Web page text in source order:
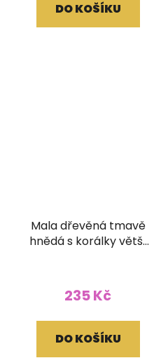
DO KOŠÍKU
Mala dřevěná tmavě
hnědá s korálky větší
235 Kč
DO KOŠÍKU